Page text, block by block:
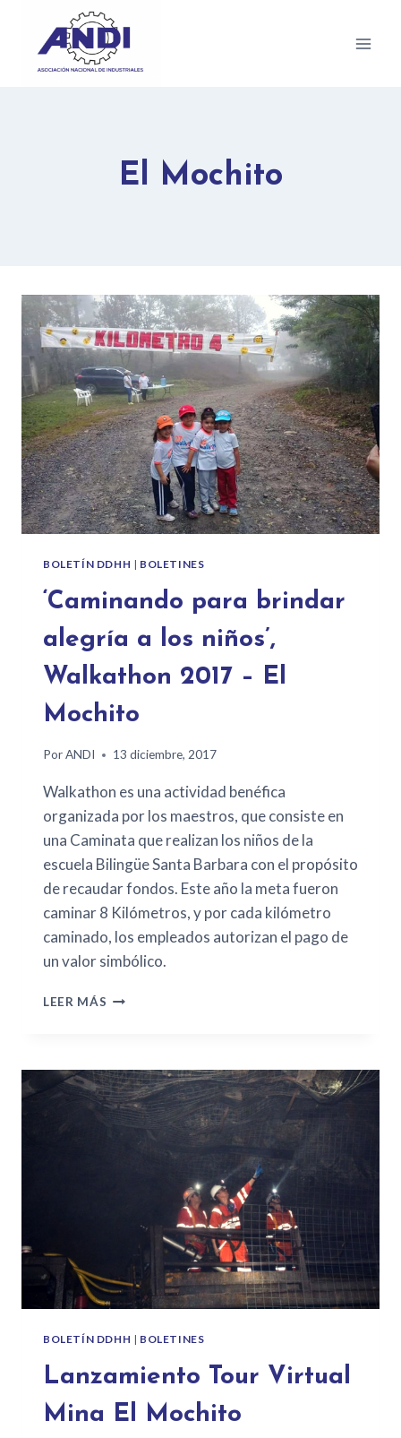
El Mochito
BOLETÍN DDHH | BOLETINES
‘Caminando para brindar
alegría a los niños’,
Walkathon 2017 – El
Mochito
PorANDI 13 diciembre, 2017
Walkathon es una actividad benéfica
organizada por los maestros, que consiste en
una Caminata que realizan los niños de la
escuela Bilingüe Santa Barbara con el propósito
de recaudar fondos. Este año la meta fueron
caminar 8 Kilómetros, y por cada kilómetro
caminado, los empleados autorizan el pago de
un valor simbólico.
LEER MÁS
BOLETÍN DDHH | BOLETINES
Lanzamiento Tour Virtual
Mina El Mochito